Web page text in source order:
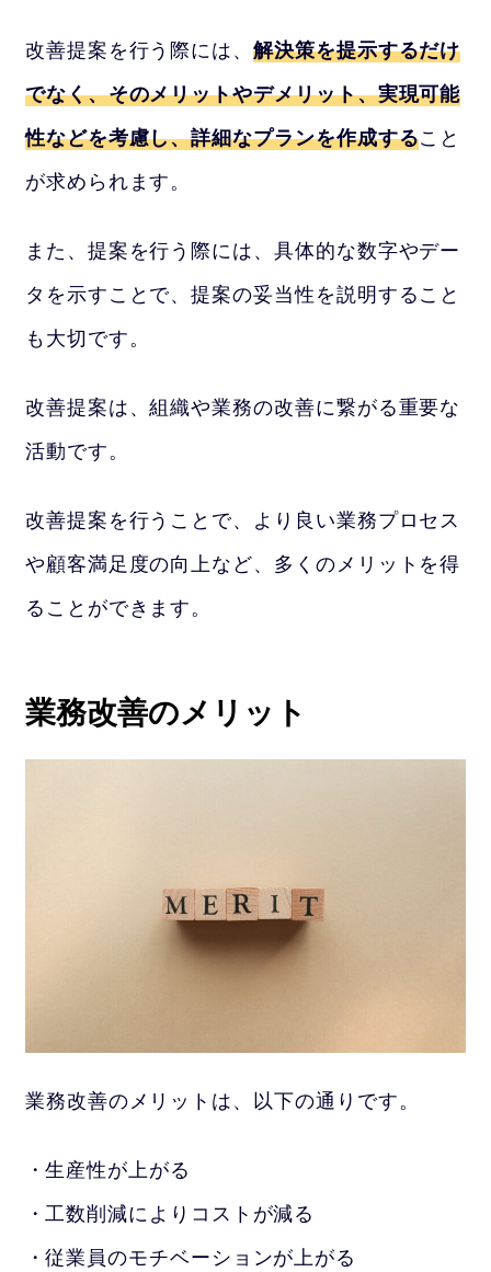
改善提案を行う際には、解決策を提示するだけ
でなく、そのメリットやデメリット、実現可能
性などを考慮し、詳細なプランを作成すること
が求められます。
また、提案を行う際には、具体的な数字やデー
タを示すことで、提案の妥当性を説明すること
も大切です。
改善提案は、組織や業務の改善に繋がる重要な
活動です。
改善提案を行うことで、より良い業務プロセス
や顧客満足度の向上など、多くのメリットを得
ることができます。
業務改善のメリット
業務改善のメリットは、以下の通りです。
生産性が上がる
工数削減によりコストが減る
従業員のモチベーションが上がる